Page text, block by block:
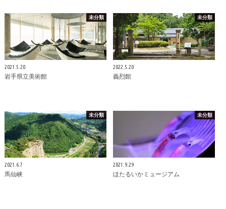
未分類
2021.5.20
岩手県立美術館
未分類
2022.5.20
義烈館
未分類
2021.6.7
馬仙峡
未分類
2021.9.29
ほたるいかミュージアム